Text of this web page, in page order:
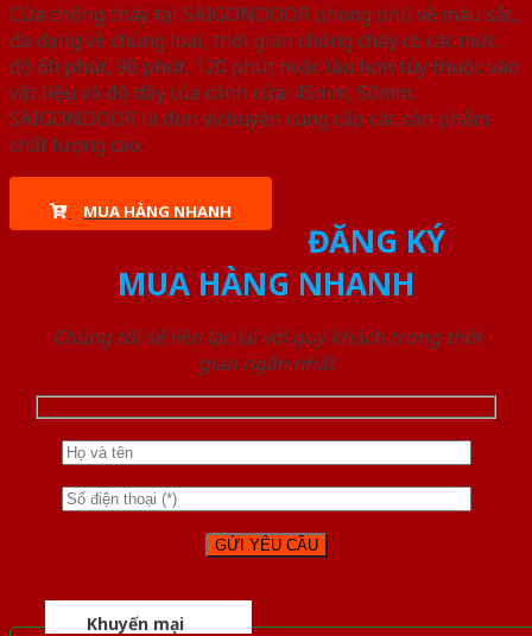
Cửa chống cháy tại SAIGONDOOR phong phú về màu sắc,
đa dạng về chủng loại, thời gian chống cháy có các mức
độ 60 phút, 90 phút, 120 phút hoặc lâu hơn tùy thuộc vào
vật liệu và độ dày của cánh cửa: 45mm, 50mm.
SAIGONDOOR là đơn vị chuyên cung cấp các sản phẩm
chất lượng cao.
MUA HÀNG NHANH
ĐĂNG KÝ
MUA HÀNG NHANH
Chúng tôi sẽ liên lạc lại với quý khách trong thời
gian ngắn nhất
Khuyến mại